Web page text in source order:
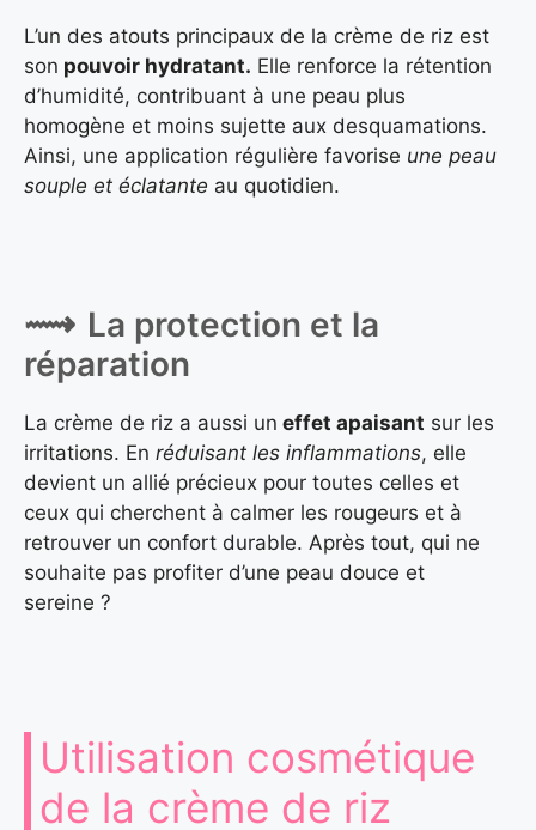
L’un des atouts principaux de la crème de riz est
son pouvoir hydratant. Elle renforce la rétention
d’humidité, contribuant à une peau plus
homogène et moins sujette aux desquamations.
Ainsi, une application régulière favorise une peau
souple et éclatante au quotidien.
La protection et la
réparation
La crème de riz a aussi un effet apaisant sur les
irritations. En réduisant les inflammations, elle
devient un allié précieux pour toutes celles et
ceux qui cherchent à calmer les rougeurs et à
retrouver un confort durable. Après tout, qui ne
souhaite pas profiter d’une peau douce et
sereine ?
Utilisation cosmétique
de la crème de riz